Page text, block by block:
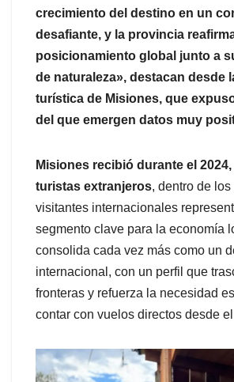
crecimiento del destino en un
desafiante, y la provincia
posicionamiento global junto a
de naturaleza», destacan desde
turística de Misiones, que
del que emergen datos muy
Misiones recibió durante el 2024,
turistas extranjeros, dentro de
visitantes internacionales
segmento clave para la economía
consolida cada vez más como un
internacional, con un perfil que
fronteras y refuerza la necesidad
contar con vuelos directos desde